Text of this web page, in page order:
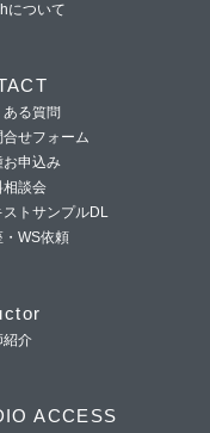
について
ある質問
合せフォーム
お申込み
相談会
ストサンプルDL
・WS依頼
紹介
ACCESS